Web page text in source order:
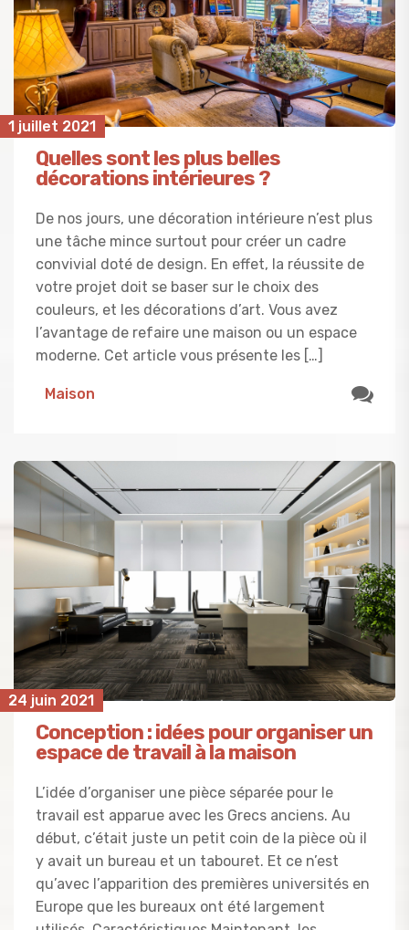
1 juillet 2021
Quelles sont les plus belles
décorations intérieures ?
De nos jours, une décoration intérieure n’est plus
une tâche mince surtout pour créer un cadre
convivial doté de design. En effet, la réussite de
votre projet doit se baser sur le choix des
couleurs, et les décorations d’art. Vous avez
l’avantage de refaire une maison ou un espace
moderne. Cet article vous présente les […]
Maison
24 juin 2021
Conception : idées pour organiser un
espace de travail à la maison
L’idée d’organiser une pièce séparée pour le
travail est apparue avec les Grecs anciens. Au
début, c’était juste un petit coin de la pièce où il
y avait un bureau et un tabouret. Et ce n’est
qu’avec l’apparition des premières universités en
Europe que les bureaux ont été largement